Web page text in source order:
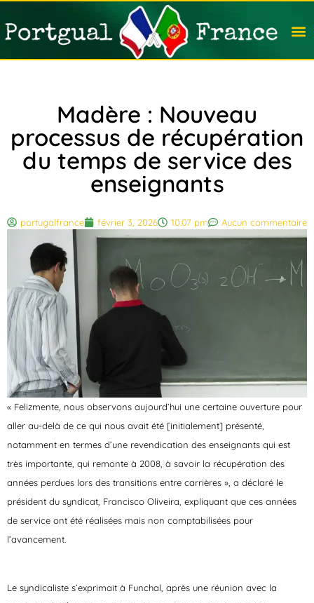
Madère : Nouveau
processus de récupération
du temps de service des
enseignants
portugalfrance février 3, 2026 10:07 pm Aucun commentaire
« Felizmente, nous observons aujourd’hui une certaine ouverture pour
aller au-delà de ce qui nous avait été [initialement] présenté,
notamment en termes d’une revendication des enseignants qui est
très importante, qui remonte à 2008, à savoir la récupération des
années perdues lors des transitions entre carrières », a déclaré le
président du syndicat, Francisco Oliveira, expliquant que ces années
de service ont été réalisées mais non comptabilisées pour
l’avancement.
Le syndicaliste s’exprimait à Funchal, après une réunion avec la